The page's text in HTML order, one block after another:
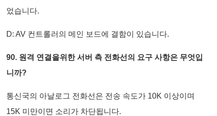
었습니다.
D: AV 컨트롤러의 메인 보드에 결함이 있습니다.
90. 원격 연결을위한 서버 측 전화선의 요구 사항은 무엇입
니까?
통신국의 아날로그 전화선은 전송 속도가 10K 이상이며
15K 미만이면 소리가 차단됩니다.